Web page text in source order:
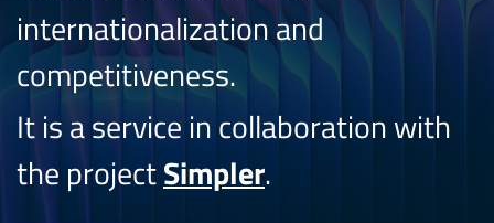
internationalization and
competitiveness.
It is a service in collaboration with
the projectSimpler.